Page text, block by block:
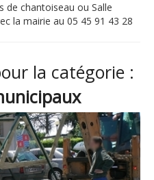
de chantoiseau ou Salle
la mairie au 05 45 91 43 28
la catégorie :